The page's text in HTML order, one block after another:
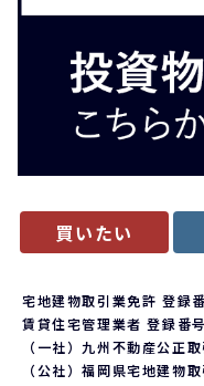
買いたい
宅地建物取引業免許 登
賃貸住宅管理業者 登録
（一社）九州不動産公正
（公社）福岡県宅地建物